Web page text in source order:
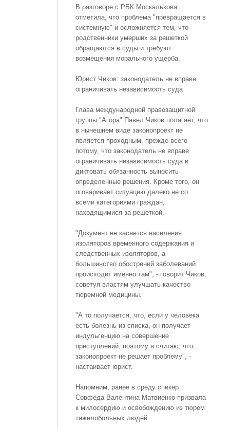
В разговоре с РБК Москалькова
отметила, что проблема "превращается в
системную" и осложняется тем, что
родственники умерших за решеткой
обращаются в суды и требуют
возмещения морального ущерба.
Юрист Чиков: законодатель не вправе
ограничивать независимость суда
Глава международной правозащитной
группы "Агора" Павел Чиков полагает, что
в нынешнем виде законопроект не
является проходным, прежде всего
потому, что законодатель не вправе
ограничивать независимость суда и
диктовать обязанность выносить
определенные решения. Кроме того, он
оговаривает ситуацию далеко не со
всеми категориями граждан,
находящимися за решеткой.
"Документ не касается населения
изоляторов временного содержания и
следственных изоляторов, а
большинство обострений заболеваний
происходит именно там", - говорит Чиков,
советуя властям улучшать качество
тюремной медицины.
"А то получается, что, если у человека
есть болезнь из списка, он получает
индульгенцию на совершение
преступлений, поэтому я считаю, что
законопроект не решает проблему", -
настаивает юрист.
Напомним, ранее в среду спикер
Совфеда Валентина Матвиенко призвала
к милосердию и освобождению из тюрем
тяжелобольных людей.